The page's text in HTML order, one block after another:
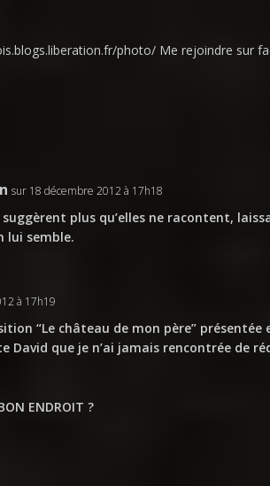
photo/ Me rejoindre sur
sur 18 décembre 2012 à 17h18
suggèrent plus qu’elles ne racontent,
lui semble.
à 17h19
“Le château de mon père”
David que je n’ai jamais rencontrée de
ENDROIT ?